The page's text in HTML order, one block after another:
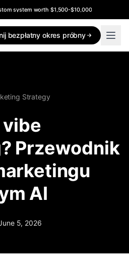
system worth $1,500-$10,000
bezpłatny okres próbny
Strategy
Przewodnik
AI
5, 2026